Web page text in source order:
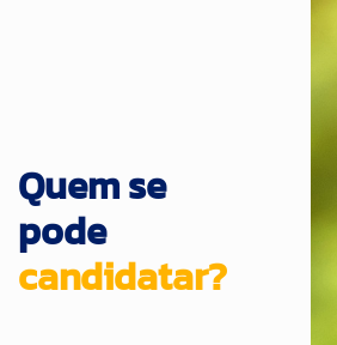
Quem se
pode
candidatar?